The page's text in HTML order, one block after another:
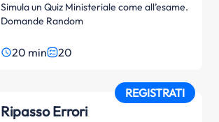
Simula un Quiz Ministeriale come all’esame.
Domande Random
access_time20 min 20
REGISTRATI
Ripasso Errori